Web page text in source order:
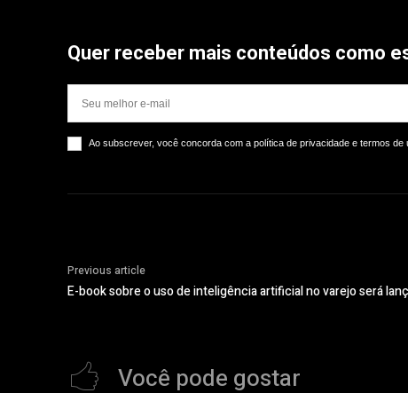
Quer receber mais conteúdos como
Ao subscrever, você concorda com a política de privacidade e termos de
Previous article
E-book sobre o uso de inteligência artificial no varejo será
Você pode gostar